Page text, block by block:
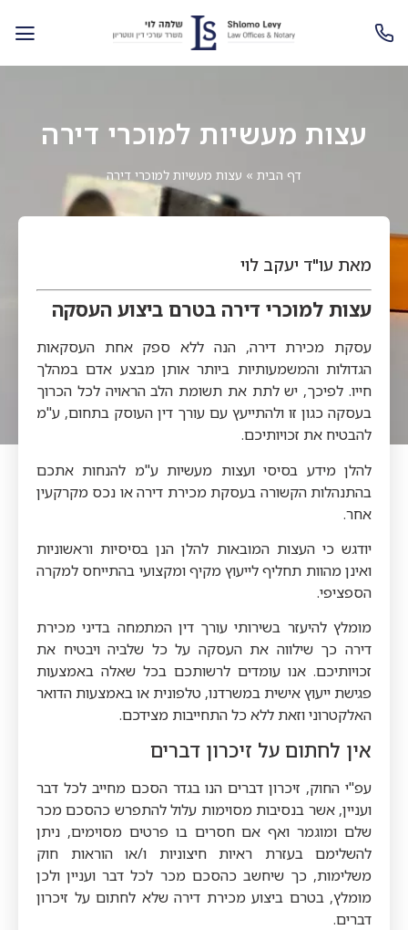
עצות מעשיות למוכרי דירה
דף הבית » עצות מעשיות למוכרי דירה
מאת עו"ד יעקב לוי
עצות למוכרי דירה בטרם ביצוע העסקה
עסקת מכירת דירה, הנה ללא ספק אחת העסקאות
הגדולות והמשמעותיות ביותר אותן מבצע אדם במהלך
חייו. לפיכך, יש לתת את תשומת הלב הראויה לכל הכרוך
בעסקה כגון זו ולהתייעץ עם עורך דין העוסק בתחום, ע"מ
להבטיח את זכויותיכם.
להלן מידע בסיסי ועצות מעשיות ע"מ להנחות אתכם
בהתנהלות הקשורה בעסקת מכירת דירה או נכס מקרקעין
אחר.
יודגש כי העצות המובאות להלן הנן בסיסיות וראשוניות
ואינן מהוות תחליף לייעוץ מקיף ומקצועי בהתייחס למקרה
הספציפי.
מומלץ להיעזר בשירותי עורך דין המתמחה בדיני מכירת
דירה כך שילווה את העסקה על כל שלביה ויבטיח את
זכויותיכם. אנו עומדים לרשותכם בכל שאלה באמצעות
פגישת ייעוץ אישית במשרדנו, טלפונית או באמצעות הדואר
האלקטרוני וזאת ללא כל התחייבות מצידכם.
אין לחתום על זיכרון דברים
עפ"י החוק, זיכרון דברים הנו בגדר הסכם מחייב לכל דבר
ועניין, אשר בנסיבות מסוימות עלול להתפרש כהסכם מכר
שלם ומוגמר ואף אם חסרים בו פרטים מסוימים, ניתן
להשלימם בעזרת ראיות חיצוניות ו/או הוראות חוק
משלימות, כך שיחשב כהסכם מכר לכל דבר ועניין ולכן
מומלץ, בטרם ביצוע מכירת דירה שלא לחתום על זיכרון
דברים.